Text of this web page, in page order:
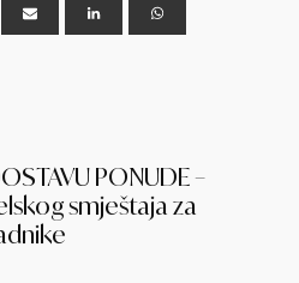
PONUDE –
smještaja za